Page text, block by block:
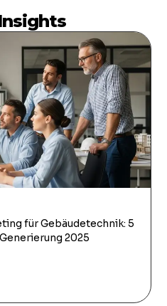
für Gebäudetechnik: 5
2025